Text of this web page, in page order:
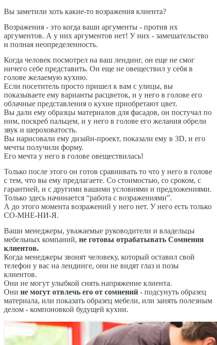
Вы заметили хоть какие-то возражения клиента?
Возражения - это когда ваши аргументы - против их
аргументов. А у них аргументов нет! У них - замешательство
и полная неопределенность.
Когда человек посмотрел на ваш лендинг, он еще не смог
ничего себе представить. Он еще не овеществил у себя в
голове желаемую кухню.
Если посетитель просто пришел к вам с улицы, вы
показываете ему варианты расцветок, и у него в голове его
облачные представления о кухне приобретают цвет.
Вы дали ему образцы материалов для фасадов, он постучал по
ним, поскреб пальцем, и у него в голове его желания обрели
звук и шероховатость.
Вы нарисовали ему дизайн-проект, показали ему в 3D, и его
мечты получили форму.
Его мечта у него в голове овеществилась!
Только после этого он готов сравнивать то что у него в голове
с тем, что вы ему предлагаете. Со стоимостью, со сроком, с
гарантией, и с другими вашими условиями и предложениями.
Только здесь начинается “работа с возражениями”.
А до этого момента возражений у него нет. У него есть только
СО-МНЕ-НИ-Я.
Ваши менеджеры, уважаемые руководители и владельцы
мебельных компаний, не готовы отрабатывать Сомнения
клиентов.
Когда менеджеры звонят человеку, который оставил свой
телефон у вас на лендинге, они не видят глаз и позы
клиентов.
Они не могут улыбкой снять напряжение клиента.
Они не могут отвлечь его от сомнений - подсунуть образец
материала, или показать образец мебели, или занять полезным
делом - компоновкой будущей кухни.